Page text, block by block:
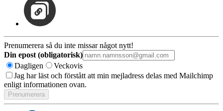
Prenumerera så du inte missar något nytt!
Din epost (obligatorisk)
Dagligen
Veckovis
Jag har läst och förstått att min mejladress delas med Mailchimp
enligt informationen ovan.